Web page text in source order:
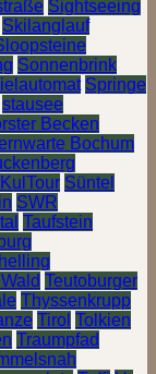
Sightseeing
Skilanglauf
Sonnenbrink
Springe
stausee
Becken
Bochum
Süntel
SWR
Taufstein
Teutoburger
Thyssenkrupp
Tirol Tolkien
Traumpfad